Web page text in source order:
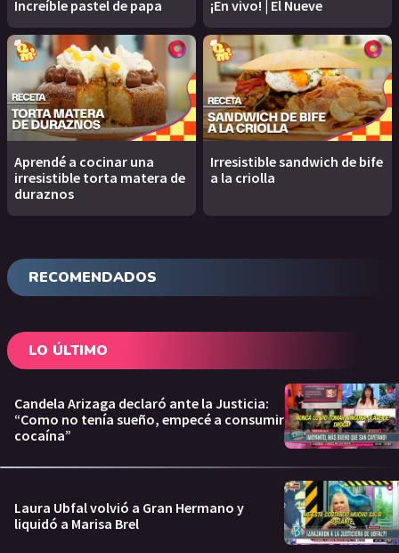
Increíble pastel de papa ¡En vivo! | El Nueve
Aprendé a cocinar una
irresistible torta matera de
duraznos
Irresistible sandwich de bife
a la criolla
RECOMENDADOS
LO ÚLTIMO
Candela Arizaga declaró ante la Justicia:
“Como no tenía sueño, empecé a consumir
cocaína”
Laura Ubfal volvió a Gran Hermano y
liquidó a Marisa Brel